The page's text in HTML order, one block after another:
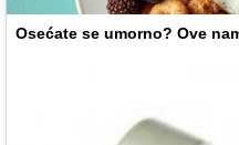
Osećate se umorno? Ove